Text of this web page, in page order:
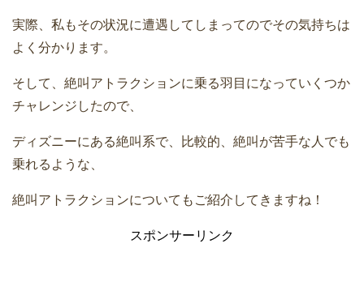
実際、私もその状況に遭遇してしまってのでその気持ちは
よく分かります。
そして、絶叫アトラクションに乗る羽目になっていくつか
チャレンジしたので、
ディズニーにある絶叫系で、比較的、絶叫が苦手な人でも
乗れるような、
絶叫アトラクションについてもご紹介してきますね！
スポンサーリンク